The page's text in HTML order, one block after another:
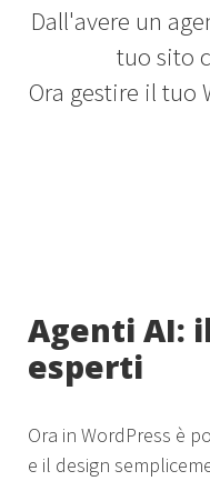
Dall'avere un
tuo sito
Ora gestire il tuo
Agenti AI:
esperti
Ora in WordPress è
e il design